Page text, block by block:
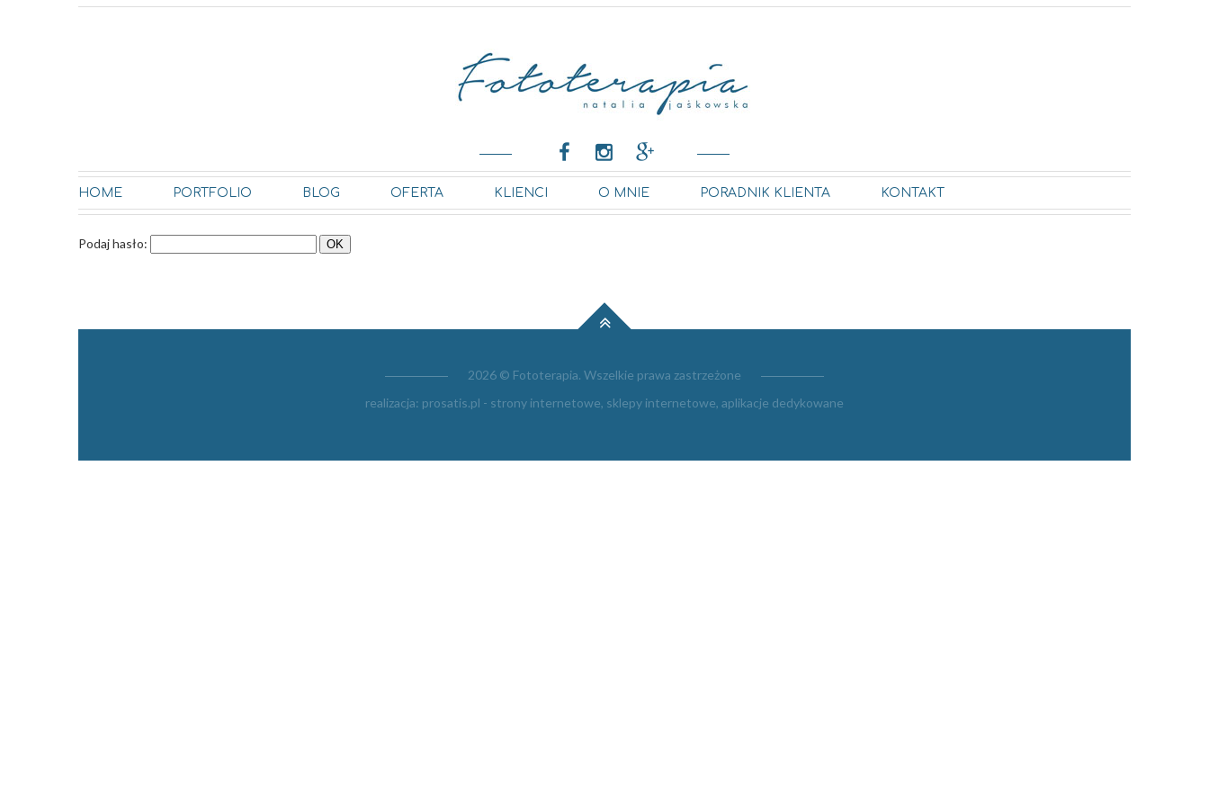
HOME PORTFOLIO BLOG OFERTA KLIENCI O MNIE PORADNIK KLIENTA KONTAKT
Podaj hasło:
2026 © Fototerapia. Wszelkie prawa zastrzeżone
realizacja: prosatis.pl - strony internetowe, sklepy internetowe, aplikacje dedykowane